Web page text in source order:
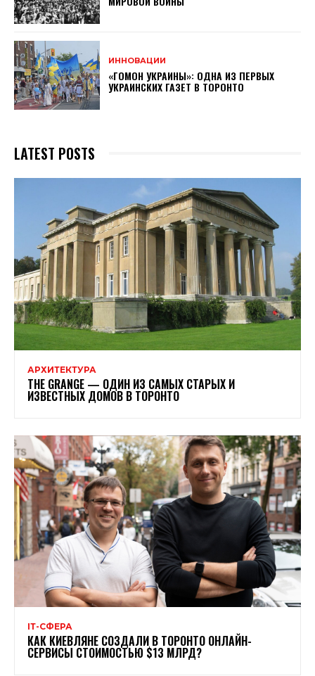
ИННОВАЦИИ
«ГОМОН УКРАИНЫ»: ОДНА ИЗ ПЕРВЫХ
УКРАИНСКИХ ГАЗЕТ В ТОРОНТО
LATEST POSTS
АРХИТЕКТУРА
THE GRANGE — ОДИН ИЗ САМЫХ СТАРЫХ И
ИЗВЕСТНЫХ ДОМОВ В ТОРОНТО
ІТ-СФЕРА
КАК КИЕВЛЯНЕ СОЗДАЛИ В ТОРОНТО ОНЛАЙН-
СЕРВИСЫ СТОИМОСТЬЮ $13 МЛРД?